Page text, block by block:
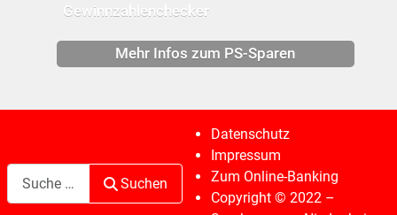
Gewinnzahlenchecker
Mehr Infos zum PS-Sparen
Suchen
Datenschutz
Impressum
Zum Online-Banking
Copyright © 2022 –